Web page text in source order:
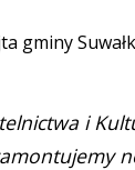
gminy
i